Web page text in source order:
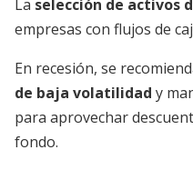
La selección de activos
empresas con flujos de
En recesión, se
de baja volatilidad y
para aprovechar
fondo.